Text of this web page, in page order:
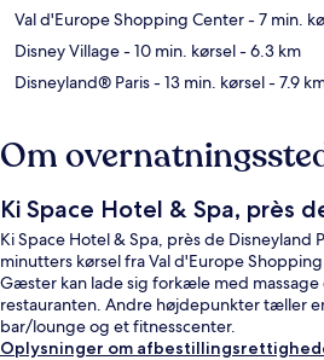
Val d'Europe Shopping Center- 7 min.
Disney Village- 10 min. kørsel- 6.3 km
Disneyland® Paris- 13 min. kørsel- 7.9
Om
Ki Space Hotel & Spa, près
Ki Space Hotel & Spa, près de Disneyland
minutters kørsel fra Val d'Europe
Gæster kan lade sig forkæle med massage
restauranten. Andre højdepunkter tæller
bar/lounge og et fitnesscenter.
Oplysninger om